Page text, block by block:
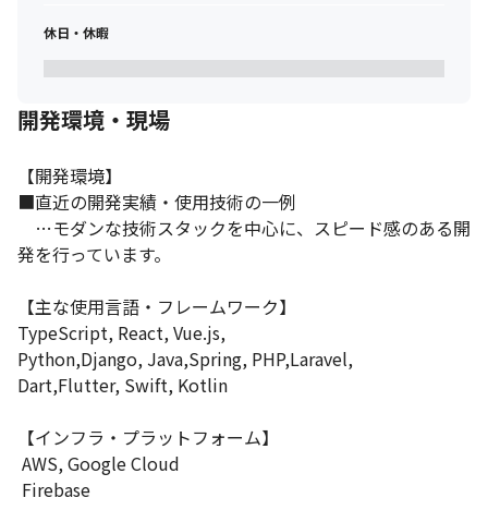
休日・休暇
開発環境・現場
【開発環境】
■直近の開発実績・使用技術の一例
…モダンな技術スタックを中心に、スピード感のある開
発を行っています。
【主な使用言語・フレームワーク】
TypeScript, React, Vue.js,
Python,Django, Java,Spring, PHP,Laravel,
Dart,Flutter, Swift, Kotlin
【インフラ・プラットフォーム】